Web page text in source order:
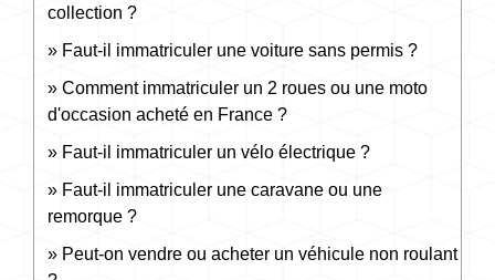
collection ?
Faut-il immatriculer une voiture sans permis ?
Comment immatriculer un 2 roues ou une moto
d'occasion acheté en France ?
Faut-il immatriculer un vélo électrique ?
Faut-il immatriculer une caravane ou une
remorque ?
Peut-on vendre ou acheter un véhicule non roulant